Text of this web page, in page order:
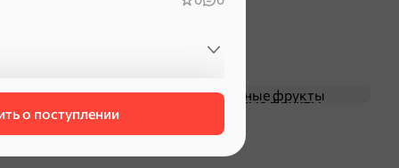
Маленькое счастье
ООО Белфуд Продакшн
12 мес.
о поступлении
Сушеные фрукты